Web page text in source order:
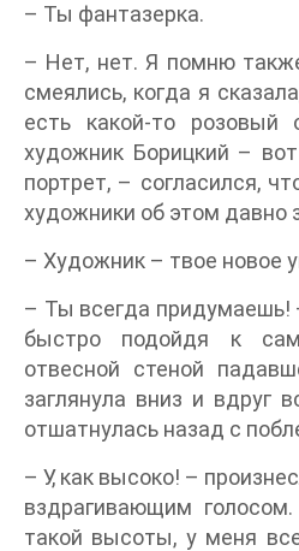
– Ты фантазерка.
– Нет, нет. Я помню
смеялись, когда я
есть какой-то
художник Борицкий –
портрет, – согласился,
художники об этом давно
– Художник – твое новое
– Ты всегда придумаешь!
быстро подойдя к
отвесной стеной
заглянула вниз и вдруг
отшатнулась назад с
– У, как высоко! –
вздрагивающим
такой высоты, у меня